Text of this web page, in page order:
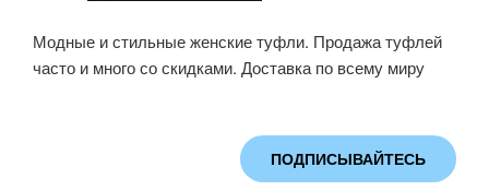
Модные и стильные женские туфли. Продажа туфлей
часто и много со скидками. Доставка по всему миру
ПОДПИСЫВАЙТЕСЬ